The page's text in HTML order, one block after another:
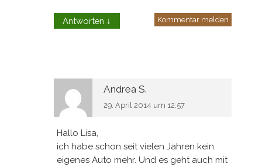
Antworten ↓ Kommentar melden
Andrea S.
29. April 2014 um 12:57
Hallo Lisa,
ich habe schon seit vielen Jahren kein
eigenes Auto mehr. Und es geht auch mit